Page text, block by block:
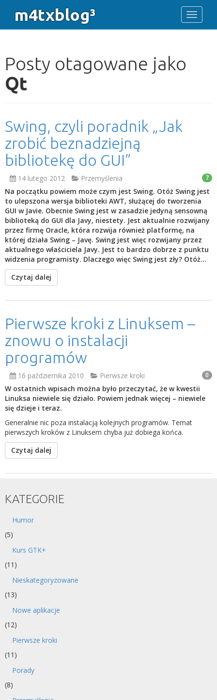
m4txblog³ Toggle
Posty otagowane jako
Qt
Swing, czyli poradnik „Jak
zrobić beznadziejną
bibliotekę do GUI”
14 lutego 2012 Przemyślenia 7
Na początku powiem może czym jest Swing. Otóż Swing jest
to ulepszona wersja biblioteki AWT, służącej do tworzenia
GUI w Javie. Obecnie Swing jest w zasadzie jedyną sensowną
biblioteką do GUI dla Javy, niestety. Jest aktualnie rozwijany
przez firmę Oracle, która rozwija również platformę, na
której działa Swing – Javę. Swing jest więc rozwijany przez
aktualnego właściciela Javy. Jest to bardzo dobrze z punktu
widzenia programisty. Dlaczego więc Swing jest zły? Otóż…
Czytaj dalej
Pierwsze kroki z Linuksem –
znowu o instalacji
programów
16 października 2010 Pierwsze kroki 0
W ostatnich wpisach można było przeczytać, że w kwestii
Linuksa niewiele się działo. Powiem jednak więcej – niewiele
się dzieje i teraz.
Generalnie nic poza instalacją kolejnych programów. Temat
pierwszych kroków z Linuksem chyba już dobiega końca.
Czytaj dalej
KATEGORIE
Humor
(5)
Kurs GTK+
(11)
Nieskategoryzowane
(13)
Nowe aplikacje
(12)
Pierwsze kroki
(11)
Porady
(8)